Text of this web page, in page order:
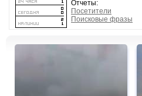
Отчеты:
Посетители
Поисковые фразы